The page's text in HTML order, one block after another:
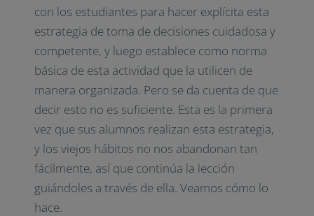
con los estudiantes para hacer explícita esta
estrategia de toma de decisiones cuidadosa y
competente, y luego establece como norma
básica de esta actividad que la utilicen de
manera organizada. Pero se da cuenta de que
decir esto no es suficiente. Esta es la primera
vez que sus alumnos realizan esta estrategia,
y los viejos hábitos no nos abandonan tan
fácilmente, así que continúa la lección
guiándoles a través de ella. Veamos cómo lo
hace.